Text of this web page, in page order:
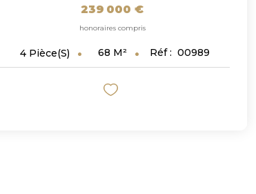
239 000 €
honoraires compris
4 Pièce(s) 68 M² Réf : 00989